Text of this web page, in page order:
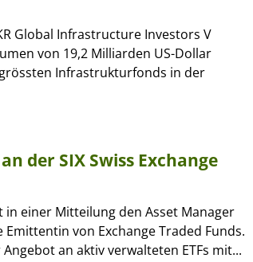
Global Infrastructure Investors V
von 19,2 Milliarden US-Dollar
Infrastrukturfonds in der
der SIX Swiss Exchange
in einer Mitteilung den Asset Manager
von Exchange Traded Funds.
an aktiv verwalteten ETFs mit...